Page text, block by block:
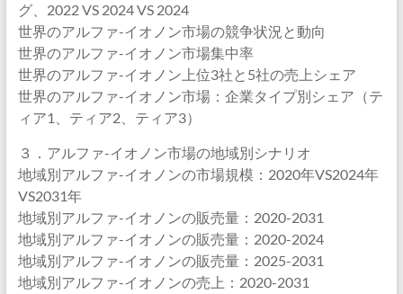
グ、2022 VS 2024 VS 2024
世界のアルファ-イオノン市場の競争状況と動向
世界のアルファ-イオノン市場集中率
世界のアルファ-イオノン上位3社と5社の売上シェア
世界のアルファ-イオノン市場：企業タイプ別シェア（テ
ィア1、ティア2、ティア3）
３．アルファ-イオノン市場の地域別シナリオ
地域別アルファ-イオノンの市場規模：2020年VS2024年
VS2031年
地域別アルファ-イオノンの販売量：2020-2031
地域別アルファ-イオノンの販売量：2020-2024
地域別アルファ-イオノンの販売量：2025-2031
地域別アルファ-イオノンの売上：2020-2031